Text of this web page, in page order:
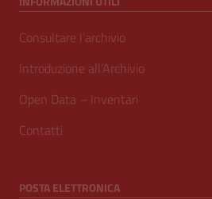
Consultare l’archivio
Introduzione all’Archivio
Open Data – Inventari
Contatti
POSTA ELETTRONICA